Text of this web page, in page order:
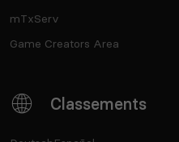
mTxServ
Game Creators Area
Classements